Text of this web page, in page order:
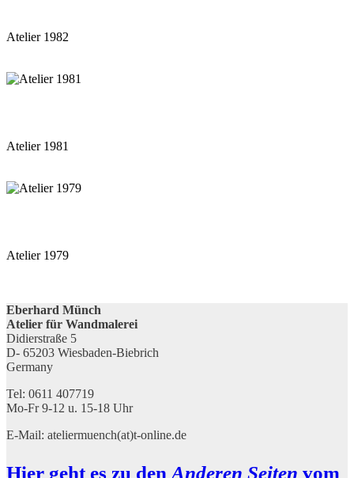
Atelier 1982
Atelier 1981
Atelier 1979
Eberhard Münch
Atelier für Wandmalerei
Didierstraße 5
D- 65203 Wiesbaden-Biebrich
Germany
Tel: 0611 407719
Mo-Fr 9-12 u. 15-18 Uhr
E-Mail: ateliermuench(at)t-online.de
Hier geht es zu den Anderen Seiten vom